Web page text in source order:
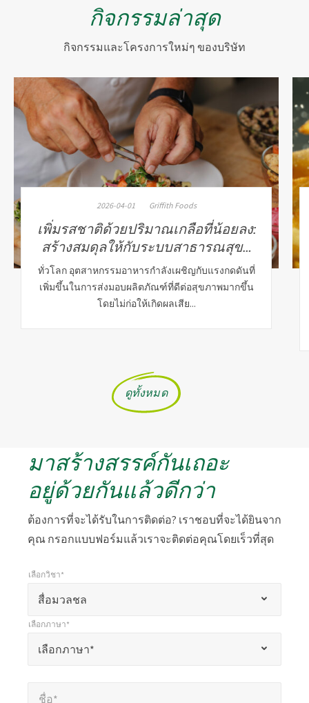
กิจกรรมล่าสุด
กิจกรรมและโครงการใหม่ๆ ของบริษัท
2026-04-01 Griffith Foods
เพิ่มรสชาติด้วยปริมาณเกลือที่น้อยลง:
สร้างสมดุลให้กับระบบสาธารณสุข…
ทั่วโลก อุตสาหกรรมอาหารกำลังเผชิญกับแรงกดดันที่
เพิ่มขึ้นในการส่งมอบผลิตภัณฑ์ที่ดีต่อสุขภาพมากขึ้น
โดยไม่ก่อให้เกิดผลเสีย...
ดูทั้งหมด
มาสร้างสรรค์กันเถอะ
อยู่ด้วยกันแล้วดีกว่า
ต้องการที่จะได้รับในการติดต่อ? เราชอบที่จะได้ยินจาก
คุณ กรอกแบบฟอร์มแล้วเราจะติดต่อคุณโดยเร็วที่สุด
เครื่องหมาย
แสดง
ถึง
สื่อมวลชล
เลือกวิชา*
เลือกภาษา*
เลือกภาษา*
ชื่อ*